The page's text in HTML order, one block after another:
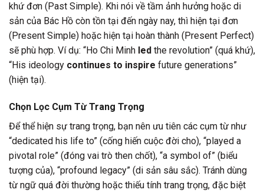
khứ đơn (Past Simple). Khi nói về tầm ảnh hưởng hoặc di
sản của Bác Hồ còn tồn tại đến ngày nay, thì hiện tại đơn
(Present Simple) hoặc hiện tại hoàn thành (Present Perfect)
sẽ phù hợp. Ví dụ: “Ho Chi Minh led the revolution” (quá khứ),
“His ideology continues to inspire future generations”
(hiện tại).
Chọn Lọc Cụm Từ Trang Trọng
Để thể hiện sự trang trọng, bạn nên ưu tiên các cụm từ như
“dedicated his life to” (cống hiến cuộc đời cho), “played a
pivotal role” (đóng vai trò then chốt), “a symbol of” (biểu
tượng của), “profound legacy” (di sản sâu sắc). Tránh dùng
từ ngữ quá đời thường hoặc thiếu tính trang trọng, đặc biệt